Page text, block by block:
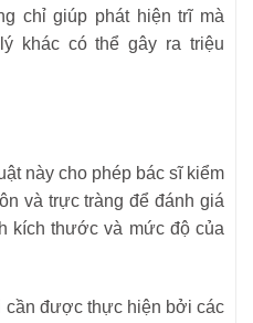
chỉ giúp phát hiện trĩ mà
khác có thể gây ra triệu
này cho phép bác sĩ kiểm
và trực tràng để đánh giá
kích thước và mức độ của
cần được thực hiện bởi các